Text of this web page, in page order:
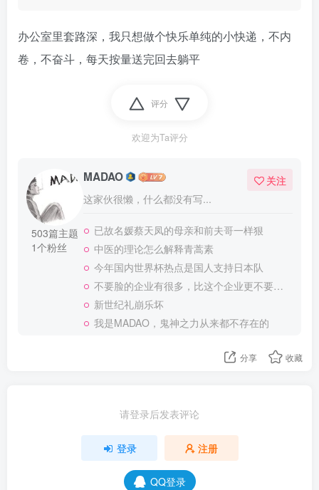
办公室里套路深，我只想做个快乐单纯的小快递，不内
卷，不奋斗，每天按量送完回去躺平
评分
欢迎为Ta评分
503篇主题
1个粉丝
MADAO
这家伙很懒，什么都没有写...
关注
已故名媛蔡天凤的母亲和前夫哥一样狠
中医的理论怎么解释青蒿素
今年国内世界杯热点是国人支持日本队
不要脸的企业有很多，比这个企业更不要脸的，应该就没有了
新世纪礼崩乐坏
我是MADAO，鬼神之力从来都不存在的
分享 收藏
请登录后发表评论
登录 注册
QQ登录